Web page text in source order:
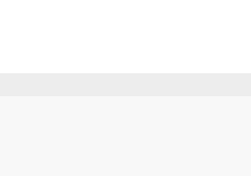
“foi um problema de má